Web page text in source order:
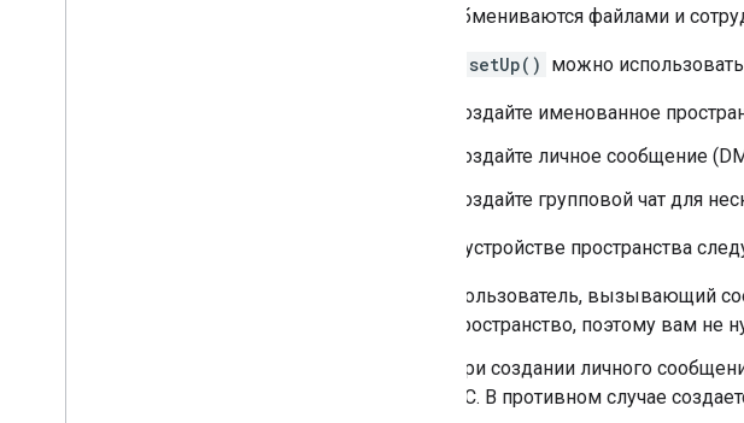
обмениваются файлами и
setUp() можно
Создайте именованное
Создайте личное сообщение
Создайте групповой чат для
При обустройстве пространства
Пользователь, вызывающий
пространство, поэтому вам не
При создании личного
ЛС. В противном случае